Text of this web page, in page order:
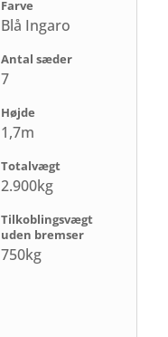
Farve
Blå Ingaro
Antal sæder
7
Højde
1,7m
Totalvægt
2.900kg
Tilkoblingsvægt
uden bremser
750kg